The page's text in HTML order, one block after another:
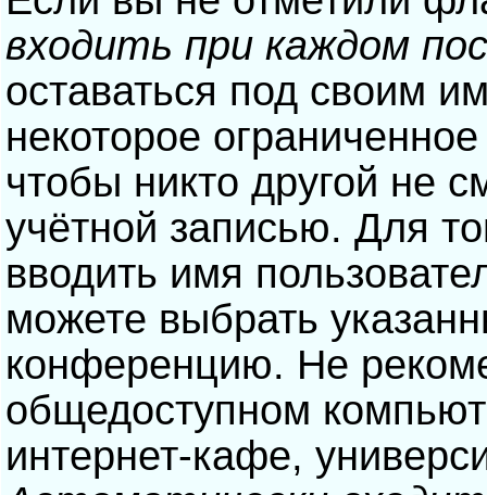
входить при каждом
оставаться под своим
некоторое
чтобы никто другой не
учётной записью. Для
вводить имя
можете выбрать
конференцию. Не
общедоступном
интернет-кафе,